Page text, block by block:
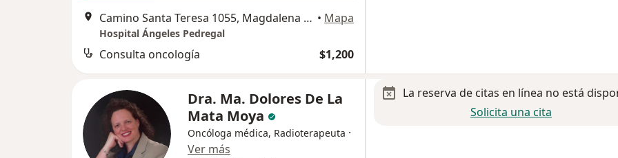
Camino Santa Teresa 1055, Magdalena Contreras • Mapa
Hospital Ángeles Pedregal
Consulta oncología $1,200
Dra. Ma. Dolores De La
Mata Moya
Oncóloga médica, Radioterapeuta ·
Ver más
La reserva de citas en línea no está
Solicita una cita